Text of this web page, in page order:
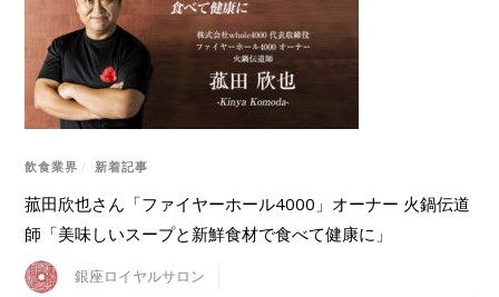
飲食業界 / 新着記事
菰田欣也さん「ファイヤーホール4000」オーナー 火鍋伝道
師「美味しいスープと新鮮食材で食べて健康に」
銀座ロイヤルサロン